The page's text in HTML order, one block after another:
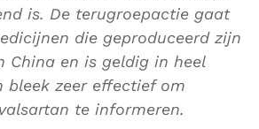
is. De terugroepactie gaat
die geproduceerd zijn
China en is geldig in heel
bleek zeer effectief om
te informeren.